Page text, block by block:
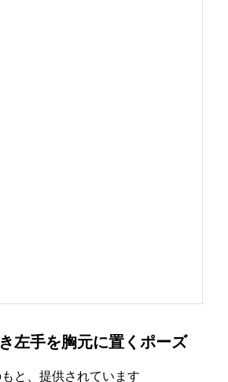
左手を胸元に置くポーズ
と、提供されています